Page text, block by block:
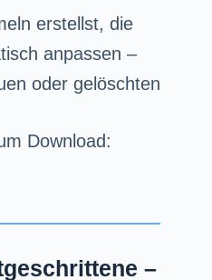
erstellst, die
anpassen –
oder gelöschten
Download:
–